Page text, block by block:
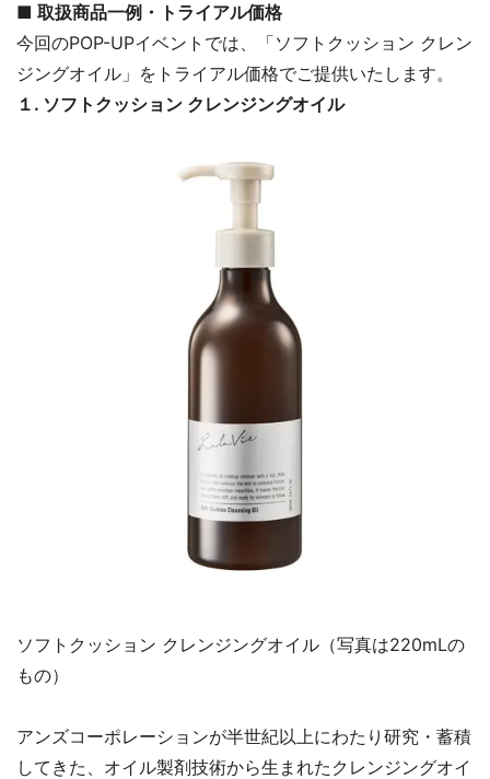
■ 取扱商品一例・トライアル価格
今回のPOP-UPイベントでは、「ソフトクッション クレン
ジングオイル」をトライアル価格でご提供いたします。
１. ソフトクッション クレンジングオイル
ソフトクッション クレンジングオイル（写真は220mLの
もの）
アンズコーポレーションが半世紀以上にわたり研究・蓄積
してきた、オイル製剤技術から生まれたクレンジングオイ